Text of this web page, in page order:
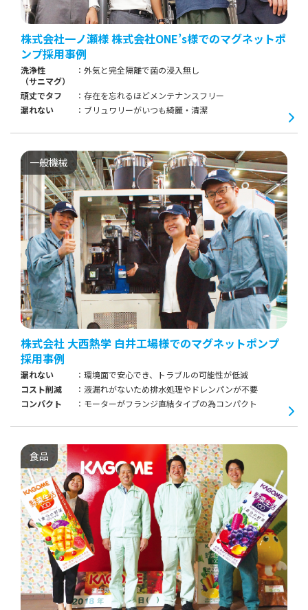
株式会社一ノ瀬様 株式会社ONE’s様でのマグネットポ
ンプ採用事例
洗浄性
（サニマグ）
外気と完全隔離で菌の浸入無し
頑丈でタフ
存在を忘れるほどメンテナンスフリー
漏れない
ブリュワリーがいつも綺麗・清潔
一般機械
株式会社 大西熱学 白井工場様でのマグネットポンプ
採用事例
漏れない
環境面で安心でき、トラブルの可能性が低減
コスト削減
液漏れがないため排水処理やドレンパンが不要
コンパクト
モーターがフランジ直結タイプの為コンパクト
食品